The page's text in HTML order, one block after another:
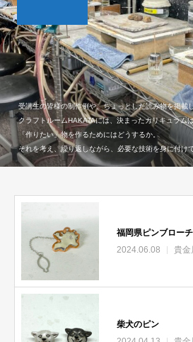
受講生の皆様の制作例や、ちょっとした読み物を掲載
クラフトルームHAKATAには、決まったカリキュラム
「作りたい」物を作るためにはどうするか。
それを考え、繰り返しながら、必要な技術を身に付け
福岡県ピンブローチ
2024.06.08
貴金
柴犬のピン